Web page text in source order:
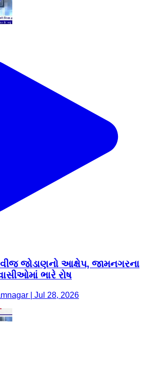
વીજ જોડાણનો આક્ષેપ, જામનગરના
ભારે રોષ
| Jul 28, 2026